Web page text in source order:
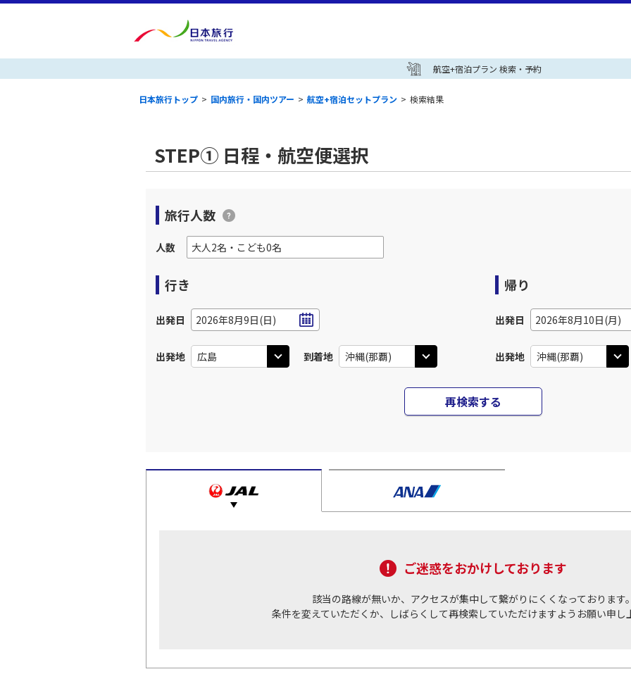
航空+宿泊プラン 検索・予約
日本旅行トップ > 国内旅行・国内ツアー > 航空+宿泊セットプラン > 検索結果
STEP① 日程・航空便選択
旅行人数
人数
行き
出発日 2026年8月9日(日)
出発地 到着地
帰り
出発日 2026年8月10日(月)
出発地
再検索する
ご迷惑をおかけしております
該当の路線が無いか、アクセスが集中して繋がりにくくなっております
条件を変えていただくか、しばらくして再検索していただけますようお願い申し